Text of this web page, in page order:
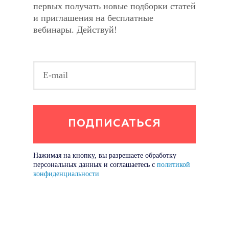
первых получать новые подборки статей
и приглашения на бесплатные
вебинары. Действуй!
Нажимая на кнопку, вы разрешаете обработку
персональных данных и соглашаетесь с политикой
конфиденциальности